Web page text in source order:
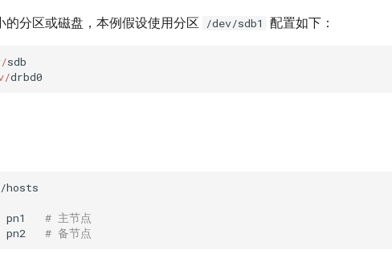
的分区或磁盘，本例假设使用分区 /dev/sdb1 配置如下：
pn1 # 主节点
pn2 # 备节点